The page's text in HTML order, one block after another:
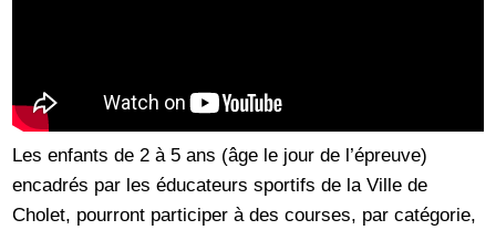
Les enfants de 2 à 5 ans (âge le jour de l’épreuve)
encadrés par les éducateurs sportifs de la Ville de
Cholet, pourront participer à des courses, par catégorie,